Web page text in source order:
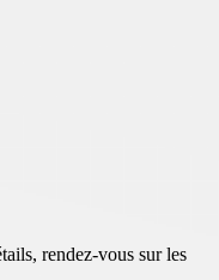
rendez-vous sur les